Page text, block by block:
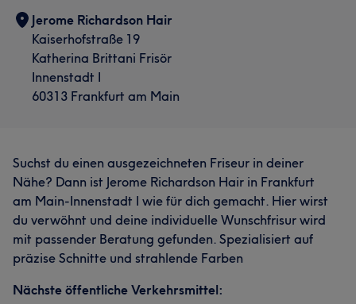
Jerome Richardson Hair
Kaiserhofstraße 19
Katherina Brittani Frisör
Innenstadt I
60313 Frankfurt am Main
Suchst du einen ausgezeichneten Friseur in deiner
Nähe? Dann ist Jerome Richardson Hair in Frankfurt
am Main-Innenstadt I wie für dich gemacht. Hier wirst
du verwöhnt und deine individuelle Wunschfrisur wird
mit passender Beratung gefunden. Spezialisiert auf
präzise Schnitte und strahlende Farben
Nächste öffentliche Verkehrsmittel: